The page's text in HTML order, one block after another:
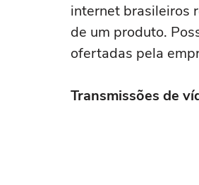
internet brasileiros
de um produto.
ofertadas pela
Transmissões de